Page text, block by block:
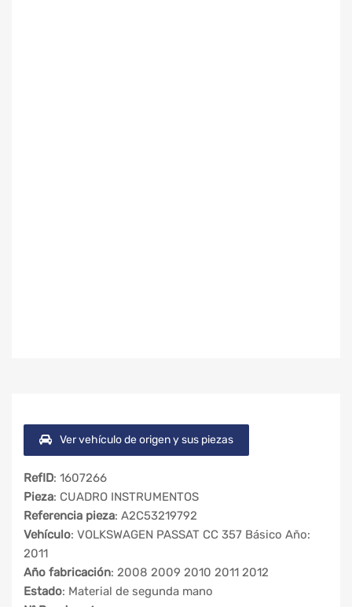
Ver vehículo de origen y sus piezas
RefID: 1607266
Pieza: CUADRO INSTRUMENTOS
Referencia pieza: A2C53219792
Vehículo: VOLKSWAGEN PASSAT CC 357 Básico Año:
2011
Año fabricación: 2008 2009 2010 2011 2012
Estado: Material de segunda mano